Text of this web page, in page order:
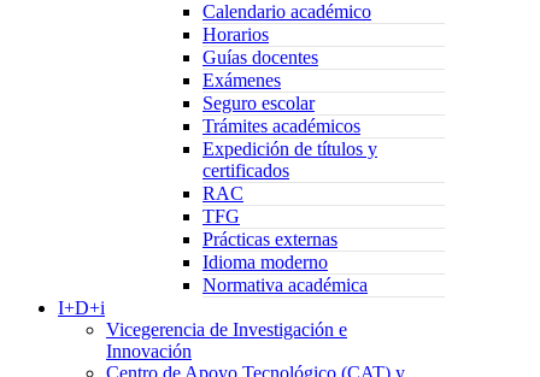
Calendario académico
Horarios
Guías docentes
Exámenes
Seguro escolar
Trámites académicos
Expedición de títulos y
certificados
RAC
TFG
Prácticas externas
Idioma moderno
Normativa académica
I+D+i
Vicegerencia de Investigación e
Innovación